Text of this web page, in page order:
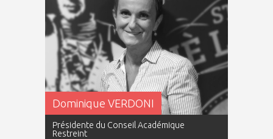
Dominique VERDONI
Présidente du Conseil Académique
Restreint